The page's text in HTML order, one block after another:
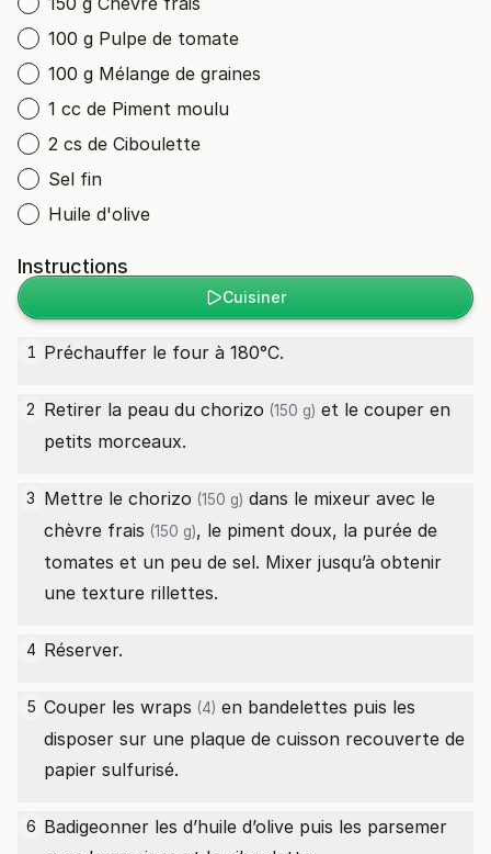
100 g Pulpe de tomate
100 g Mélange de graines
1 cc de Piment moulu
2 cs de Ciboulette
Sel fin
Huile d'olive
Instructions
Cuisiner
1 Préchauffer le four à 180°C.
2 Retirer la peau du chorizo (150 g) et le couper en
petits morceaux.
3 Mettre le chorizo (150 g) dans le mixeur avec le
chèvre frais (150 g), le piment doux, la purée de
tomates et un peu de sel. Mixer jusqu’à obtenir
une texture rillettes.
4 Réserver.
5 Couper les wraps (4) en bandelettes puis les
disposer sur une plaque de cuisson recouverte de
papier sulfurisé.
6 Badigeonner les d’huile d’olive puis les parsemer